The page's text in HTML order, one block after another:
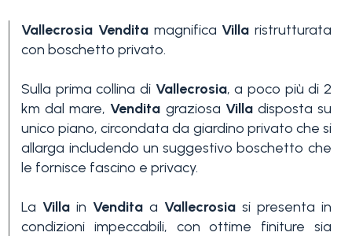
Vallecrosia Venditamagnifica Villa ristrutturata
con boschetto privato.
Sulla prima collina di Vallecrosia, a poco più di 2
km dal mare, Vendita graziosa Villadisposta su
unico piano, circondata da giardino privato che si
allarga includendo un suggestivo boschetto che
le fornisce fascino e privacy.
La Villa in Vendita a Vallecrosiasi presenta in
condizioni impeccabili, con ottime finiture sia
Camere
minime
Qualsiasi